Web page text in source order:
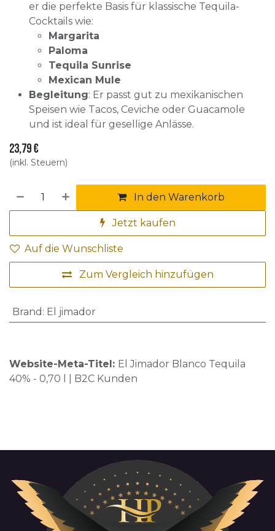
er die perfekte Basis für klassische Tequila-
Cocktails wie:
Margarita
Paloma
Tequila Sunrise
Mexican Mule
Begleitung: Er passt gut zu mexikanischen
Speisen wie Tacos, Ceviche oder Guacamole
und ist ideal für gesellige Anlässe.
23,79€
(inkl. Steuern)
In den Warenkorb
Jetzt kaufen
Zum Vergleich hinzufügen
Auf die Wunschliste
Brand : El jimador
Website-Meta-Titel: El Jimador Blanco Tequila
40% - 0,70 l | B2C Kunden